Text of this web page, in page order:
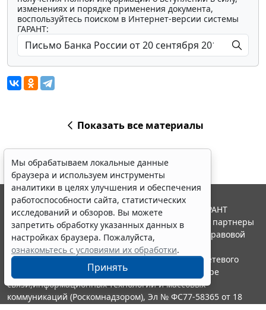
изменениях и порядке применения документа,
воспользуйтесь поиском в Интернет-версии системы
ГАРАНТ:
Показать все материалы
Мы обрабатываем локальные данные
браузера и используем инструменты
аналитики в целях улучшения и обеспечения
работоспособности сайта, статистических
исследований и обзоров. Вы можете
запретить обработку указанных данных в
настройках браузера. Пожалуйста,
ознакомьтесь с условиями их обработки.
Принять
© ООО "НПП "ГАРАНТ-СЕРВИС", 2026. Система ГАРАНТ
выпускается с 1990 года. Компания "Гарант" и ее партнеры
являются участниками Российской ассоциации правовой
информации ГАРАНТ.
Портал ГАРАНТ.РУ зарегистрирован в качестве сетевого
издания Федеральной службой по надзору в сфере
связи,информационных технологий и массовых
коммуникаций (Роскомнадзором), Эл № ФС77-58365 от 18